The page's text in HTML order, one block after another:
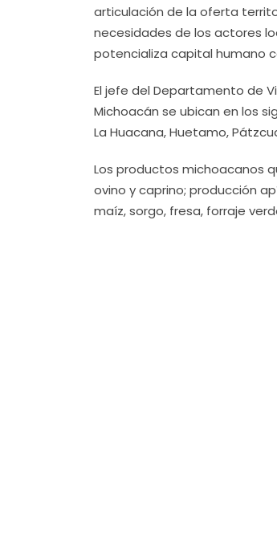
articulación de la oferta
necesidades de los actores
potencializa capital humano
El jefe del Departamento de
Michoacán se ubican en los
La Huacana, Huetamo,
Los productos michoacanos
ovino y caprino; producción
maíz, sorgo, fresa, forraje